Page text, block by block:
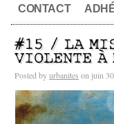
CONTACT
#15 / LA
VIOLENTE
Posted byurbanites on juin